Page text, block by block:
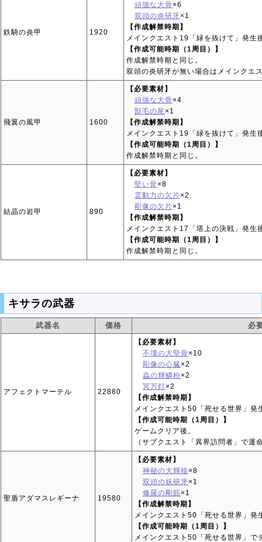
鉄騎の炎甲 1920
頑強な大骨×6
双頭の炎研牙×1
【作成解禁時期】
メインクエスト19「緑を抜けて」発生
【作成可能時期（1周目）】
作成解禁時期と同じ。
双頭の炎研牙が無い場合はメインクエ
飛翼の風甲 1600
【必要素材】
頑強な大骨×4
獣毛の尾×1
【作成解禁時期】
メインクエスト19「緑を抜けて」発生
【作成可能時期（1周目）】
作成解禁時期と同じ。
結晶の岩甲 890
【必要素材】
堅い骨×8
霊動力の欠片×2
彫像の欠片×1
【作成解禁時期】
メインクエスト17「塔上の決戦」発生
【作成可能時期（1周目）】
作成解禁時期と同じ。
キサラの武器
武器名 価格 必
アフェクトマーテル 22880
【必要素材】
不壊の大堅骨×10
彫像の心臓×2
蟲の輝鱗粉×2
冥万灯×2
【作成解禁時期】
メインクエスト50「死せる世界」発
【作成可能時期（1周目）】
ゲームクリア後。
（サブクエスト「異界訪問者」で運
聖盾アダマスレギーナ 19580
【必要素材】
神秘の大輝核×8
双頭の妖研牙×1
修羅の剛筋×1
【作成解禁時期】
メインクエスト50「死せる世界」発
【作成可能時期（1周目）】
メインクエスト50「死せる世界」